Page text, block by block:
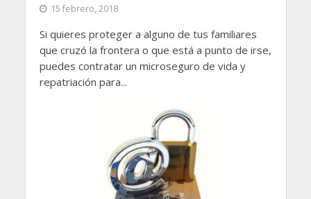
15 febrero, 2018
Si quieres proteger a alguno de tus familiares
que cruzó la frontera o que está a punto de irse,
puedes contratar un microseguro de vida y
repatriación para...